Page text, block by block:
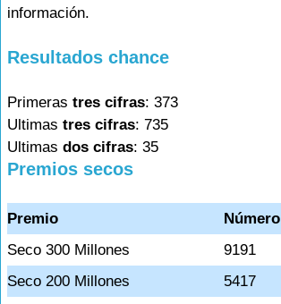
información.
Resultados chance
Primeras tres cifras: 373
Ultimas tres cifras: 735
Ultimas dos cifras: 35
Premios secos
Premio Número
Seco 300 Millones
9191
Seco 200 Millones
5417